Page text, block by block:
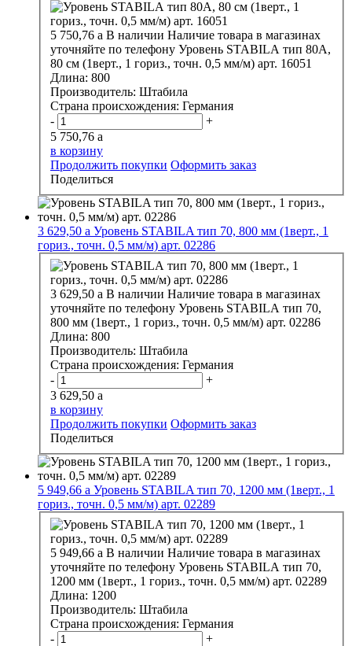
5 750,76 a В наличии Наличие товара в магазинах
уточняйте по телефону Уровень STABILA тип 80А,
80 см (1верт., 1 гориз., точн. 0,5 мм/м) арт. 16051
Длина: 800
Производитель: Штабила
Страна происхождения: Германия
-
+
5 750,76 a
в корзину
Продолжить покупки Оформить заказ
Поделиться
3 629,50 a Уровень STABILA тип 70, 800 мм (1верт., 1
гориз., точн. 0,5 мм/м) арт. 02286
3 629,50 a В наличии Наличие товара в магазинах
уточняйте по телефону Уровень STABILA тип 70,
800 мм (1верт., 1 гориз., точн. 0,5 мм/м) арт. 02286
Длина: 800
Производитель: Штабила
Страна происхождения: Германия
-
+
3 629,50 a
в корзину
Продолжить покупки Оформить заказ
Поделиться
5 949,66 a Уровень STABILA тип 70, 1200 мм (1верт., 1
гориз., точн. 0,5 мм/м) арт. 02289
5 949,66 a В наличии Наличие товара в магазинах
уточняйте по телефону Уровень STABILA тип 70,
1200 мм (1верт., 1 гориз., точн. 0,5 мм/м) арт. 02289
Длина: 1200
Производитель: Штабила
Страна происхождения: Германия
-
+